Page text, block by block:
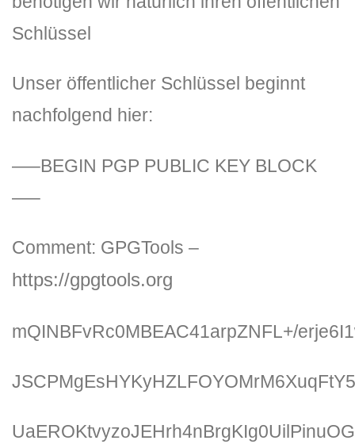
Schlüssel
Unser öffentlicher Schlüssel beginnt
nachfolgend hier:
—–BEGIN PGP PUBLIC KEY BLOCK
—–
Comment: GPGTools –
https://gpgtools.org
mQINBFvRc0MBEAC41arpZNFL+/